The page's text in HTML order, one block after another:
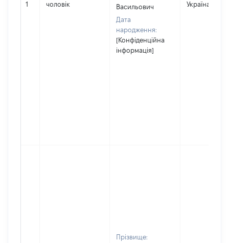
1 чоловік
Васильович
Дата
народження:
[Конфіденційна
інформація]
Україна
Прізвище: